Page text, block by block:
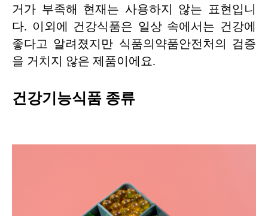
거가 부족해 현재는 사용하지 않는 표현입니
다. 이외에 건강식품은 일상 속에서는 건강에
좋다고 알려졌지만 식품의약품안전처의 검증
을 거치지 않은 제품이에요.
건강기능식품 종류